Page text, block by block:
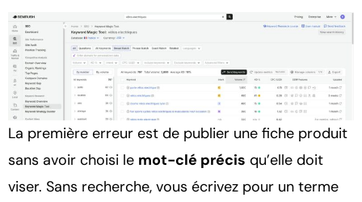
La première erreur est de publier une fiche produit
sans avoir choisi le mot-clé précis qu’elle doit
viser. Sans recherche, vous écrivez pour un terme